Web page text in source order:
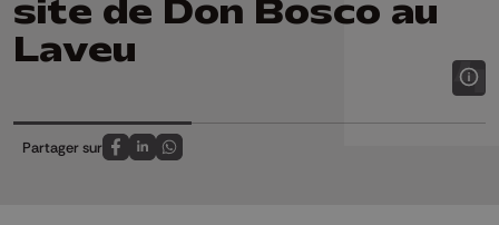
site de Don Bosco au
Laveu
Partager sur
Partagez sur FaceBook
Partagez sur LinkedIn
Partagez sur Whatsapp